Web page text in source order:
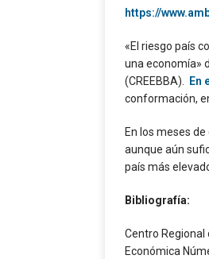
https://
«El riesgo país
una economía»
(CREEBBA).
En
conformación,
En los meses
aunque aún
país más
Bibliografía:
Centro Regional
Económica